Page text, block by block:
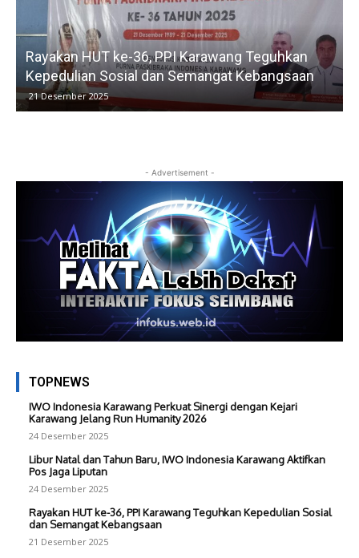
Kelurahan Tunggak Jati Laksanakan
untuk Pastikan Bantuan Tepat Sasaran
15 Desember 2025
- Advertisement -
TOPNEWS
IWO Indonesia Karawang Perkuat Sinergi dengan Kejari
Karawang Jelang Run Humanity 2026
24 Desember 2025
Libur Natal dan Tahun Baru, IWO Indonesia Karawang Aktifkan
Pos Jaga Liputan
24 Desember 2025
Rayakan HUT ke-36, PPI Karawang Teguhkan Kepedulian Sosial
dan Semangat Kebangsaan
21 Desember 2025